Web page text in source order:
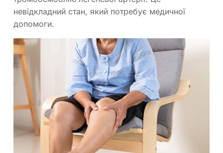
невідкладний стан, який потребує медичної
допомоги.